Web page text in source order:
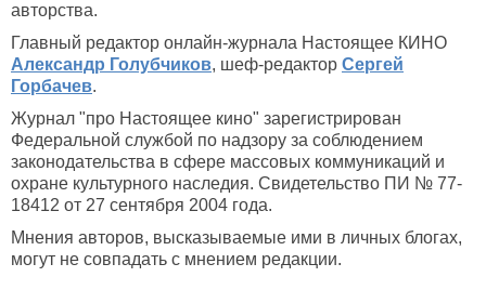
авторства.
Главный редактор онлайн-журнала Настоящее КИНО
Александр Голубчиков, шеф-редактор Сергей
Горбачев.
Журнал "про Настоящее кино" зарегистрирован
Федеральной службой по надзору за соблюдением
законодательства в сфере массовых коммуникаций и
охране культурного наследия. Свидетельство ПИ № 77-
18412 от 27 сентября 2004 года.
Мнения авторов, высказываемые ими в личных блогах,
могут не совпадать с мнением редакции.